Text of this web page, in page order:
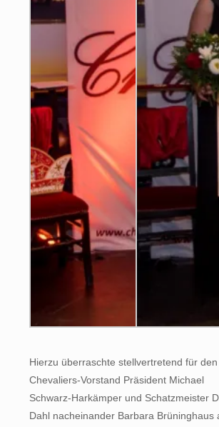
Hierzu überraschte stellvertretend für den
Chevaliers-Vorstand Präsident Michael
Schwarz-Harkämper und Schatzmeister
Dahl nacheinander Barbara Brüninghaus